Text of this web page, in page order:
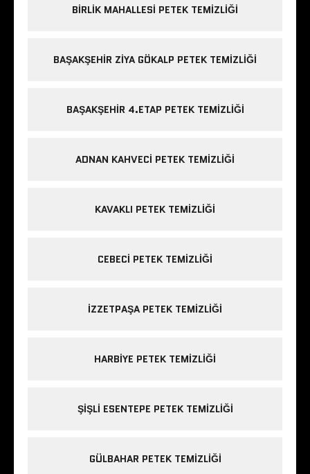
BIRLIK MAHALLESI PETEK TEMIZLIĞI
BAŞAKŞEHIR ZIYA GÖKALP PETEK TEMIZLIĞI
BAŞAKŞEHIR 4.ETAP PETEK TEMIZLIĞI
ADNAN KAHVECI PETEK TEMIZLIĞI
KAVAKLI PETEK TEMIZLIĞI
CEBECI PETEK TEMIZLIĞI
IZZETPAŞA PETEK TEMIZLIĞI
HARBIYE PETEK TEMIZLIĞI
ŞIŞLI ESENTEPE PETEK TEMIZLIĞI
GÜLBAHAR PETEK TEMIZLIĞI